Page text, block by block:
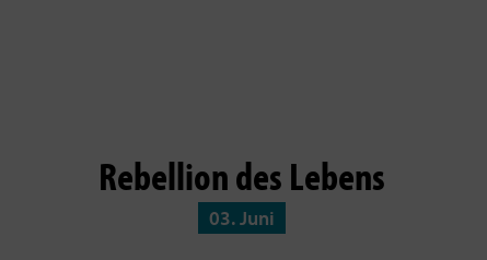
Rebellion des Lebens
03. Juni